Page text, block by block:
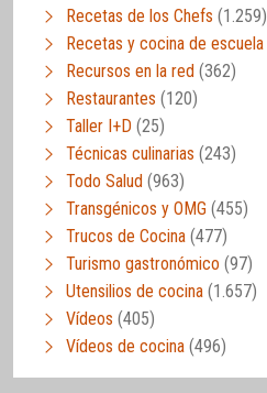
Recetas de los Chefs (1.259)
Recetas y cocina de escuela
Recursos en la red (362)
Restaurantes (120)
Taller I+D (25)
Técnicas culinarias (243)
Todo Salud (963)
Transgénicos y OMG (455)
Trucos de Cocina (477)
Turismo gastronómico (97)
Utensilios de cocina (1.657)
Vídeos (405)
Vídeos de cocina (496)